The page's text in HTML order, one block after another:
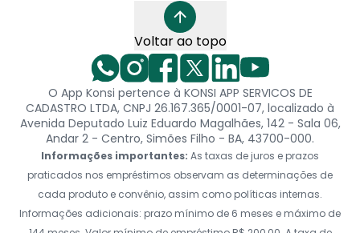
Voltar ao topo
O App Konsi pertence à KONSI APP SERVICOS DE
CADASTRO LTDA, CNPJ 26.167.365/0001-07, localizado à
Avenida Deputado Luiz Eduardo Magalhães, 142 - Sala 06,
Andar 2 - Centro, Simões Filho - BA, 43700-000.
Informações importantes: As taxas de juros e prazos
praticados nos empréstimos observam as determinações de
cada produto e convênio, assim como políticas internas.
Informações adicionais: prazo mínimo de 6 meses e máximo de